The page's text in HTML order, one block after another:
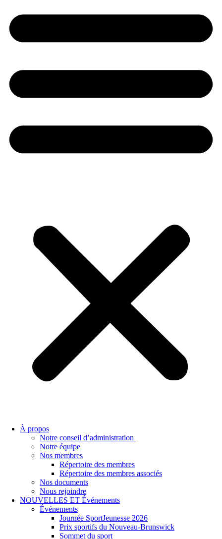
À propos
Notre conseil d’administration
Notre équipe
Nos membres
Répertoire des membres
Répertoire des membres associés
Nos documents
Nous rejoindre
NOUVELLES ET Événements
Événements
Journée SportJeunesse 2026
Prix sportifs du Nouveau-Brunswick
Sommet du sport